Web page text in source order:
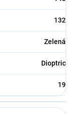
132
Zelená
Dioptric
19